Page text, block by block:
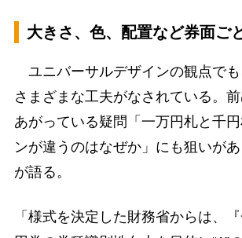
大きさ、色、配置など券面ご
ユニバーサルデザインの観点で
さまざまな工夫がなされている。
あがっている疑問「一万円札と千
ンが違うのはなぜか」にも狙いが
が語る。
「様式を決定した財務省からは、